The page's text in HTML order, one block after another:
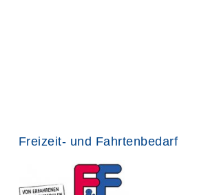
Freizeit- und Fahrtenbedarf